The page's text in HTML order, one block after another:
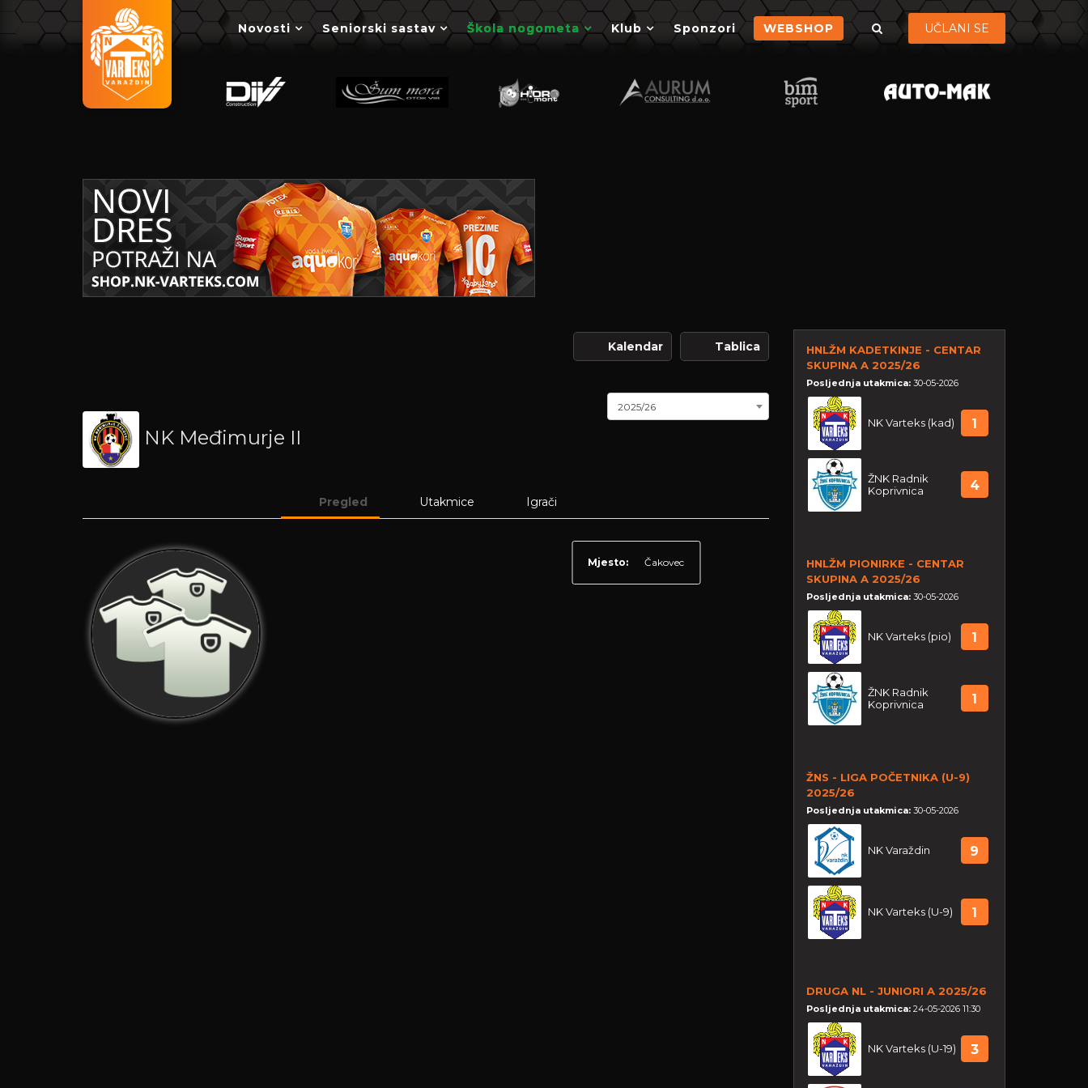
Novosti Seniorski sastav Škola nogometa Klub Sponzori WEBSHOP UČLANI SE
Kalendar Tablica
2025/26
NK Međimurje II
Pregled Utakmice Igrači
Mjesto: Čakovec
HNLŽM KADETKINJE - CENTAR
SKUPINA A 2025/26
Posljednja utakmica: 30-05-2026
NK Varteks (kad) 1
ŽNK Radnik
Koprivnica
4
HNLŽM PIONIRKE - CENTAR
SKUPINA A 2025/26
Posljednja utakmica: 30-05-2026
NK Varteks (pio) 1
ŽNK Radnik
Koprivnica
1
ŽNS - LIGA POČETNIKA (U-9)
2025/26
Posljednja utakmica: 30-05-2026
NK Varaždin 9
NK Varteks (U-9) 1
DRUGA NL - JUNIORI A 2025/26
Posljednja utakmica: 24-05-2026 11:30
NK Varteks (U-19) 3